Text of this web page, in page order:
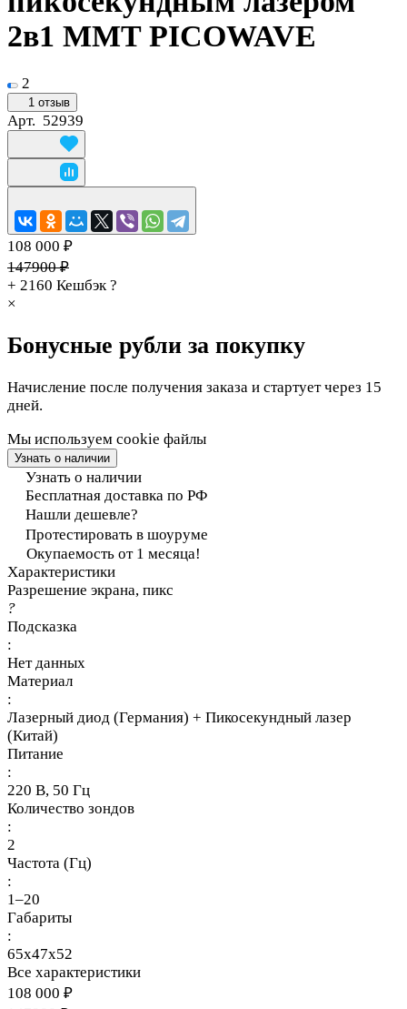
2в1 MMT PICOWAVE
2
1 отзыв
Арт. 52939
108 000 ₽
147900 ₽
+ 2160 Кешбэк ?
×
Бонусные рубли за покупку
Начисление после получения заказа и стартует через 15
дней.
Мы используем cookie файлы
Узнать о наличии
Узнать о наличии
Бесплатная доставка по РФ
Нашли дешевле?
Протестировать в шоуруме
Окупаемость от 1 месяца!
Характеристики
Разрешение экрана, пикс
?
Подсказка
:
Нет данных
Материал
:
Лазерный диод (Германия) + Пикосекундный лазер
(Китай)
Питание
:
220 В, 50 Гц
Количество зондов
:
2
Частота (Гц)
:
1–20
Габариты
:
65х47х52
Все характеристики
108 000 ₽